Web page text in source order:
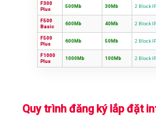
F300
Plus
500Mb 30Mb 2 Block IP
F500
Basic
600Mb 40Mb 2 Block IP
F500
Plus
600Mb 50Mb 2 Block IP
F1000
Plus
1000Mb 100Mb 2 Block IP
Quy trình đăng ký lắp đặt